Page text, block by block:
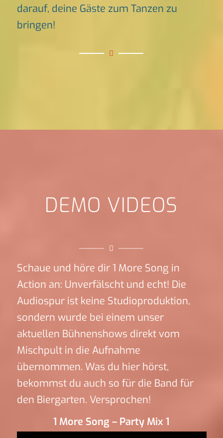
darauf, deine Gäste zum Tanzen zu
bringen!
DEMO VIDEOS
Schaue und höre dir 1 More Song in
Action an: Unverfälscht und echt! Die
Audiospur ist keine Studioproduktion,
sondern wurde bei einem unser
aktuellen Bühnenshows direkt vom
Mischpult in die Aufnahme
übernommen. Was du hier hörst,
bekommst du auch so für die Band für
den Biergarten. Versprochen!
1 More Song – Party Mix 1